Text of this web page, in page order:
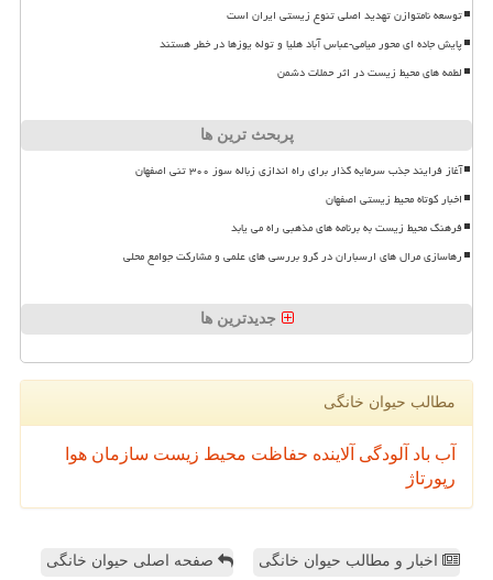
توسعه نامتوازن تهدید اصلی تنوع زیستی ایران است
پایش جاده ای محور میامی-عباس آباد هلیا و توله یوزها در خطر هستند
لطمه های محیط زیست در اثر حملات دشمن
پربحث ترین ها
آغاز فرایند جذب سرمایه گذار برای راه اندازی زباله سوز ۳۰۰ تنی اصفهان
اخبار کوتاه محیط زیستی اصفهان
فرهنگ محیط زیست به برنامه های مذهبی راه می یابد
رهاسازی مرال های ارسباران در گرو بررسی های علمی و مشارکت جوامع محلی
جدیدترین ها
مطالب حیوان خانگی
آب باد آلودگی آلاینده حفاظت محیط زیست سازمان هوا
رپورتاژ
اخبار و مطالب حیوان خانگی صفحه اصلی حیوان خانگی